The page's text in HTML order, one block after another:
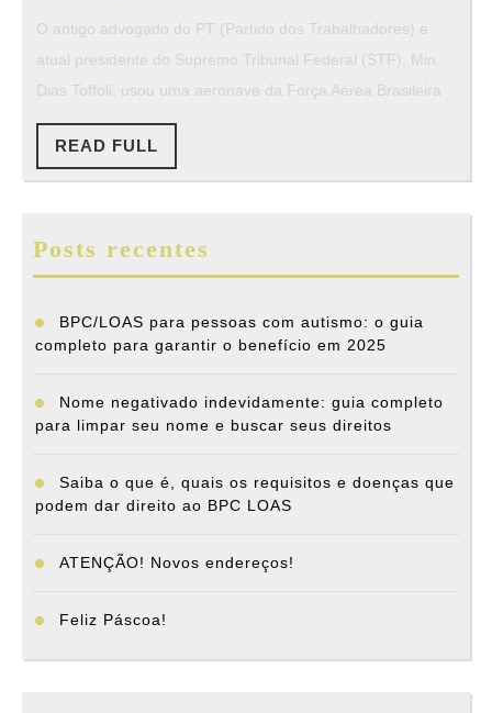
da
FAB
para
e
viagem
resort
O antigo advogado do PT (Partido dos Trabalhadores) e
atual presidente do Supremo Tribunal Federal (STF), Min.
Dias Toffoli, usou uma aeronave da Força Aérea Brasileira
READ FULL
FULL
Posts recentes
BPC/LOAS para pessoas com autismo: o guia
completo para garantir o benefício em 2025
Nome negativado indevidamente: guia completo
para limpar seu nome e buscar seus direitos
Saiba o que é, quais os requisitos e doenças que
podem dar direito ao BPC LOAS
ATENÇÃO! Novos endereços!
Feliz Páscoa!